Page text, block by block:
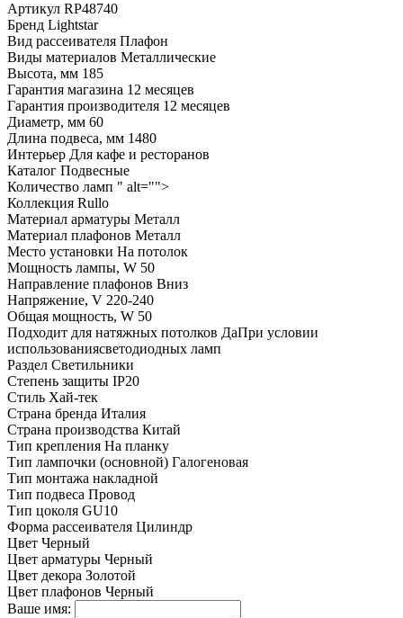
Артикул RP48740
Бренд Lightstar
Вид рассеивателя Плафон
Виды материалов Металлические
Высота, мм 185
Гарантия магазина 12 месяцев
Гарантия производителя 12 месяцев
Диаметр, мм 60
Длина подвеса, мм 1480
Интерьер Для кафе и ресторанов
Каталог Подвесные
Количество ламп " alt="">
Коллекция Rullo
Материал арматуры Металл
Материал плафонов Металл
Место установки На потолок
Мощность лампы, W 50
Направление плафонов Вниз
Напряжение, V 220-240
Общая мощность, W 50
Подходит для натяжных потолков ДаПри условии
использованиясветодиодных ламп
Раздел Светильники
Степень защиты IP20
Стиль Хай-тек
Страна бренда Италия
Страна производства Китай
Тип крепления На планку
Тип лампочки (основной) Галогеновая
Тип монтажа накладной
Тип подвеса Провод
Тип цоколя GU10
Форма рассеивателя Цилиндр
Цвет Черный
Цвет арматуры Черный
Цвет декора Золотой
Цвет плафонов Черный
Ваше имя: